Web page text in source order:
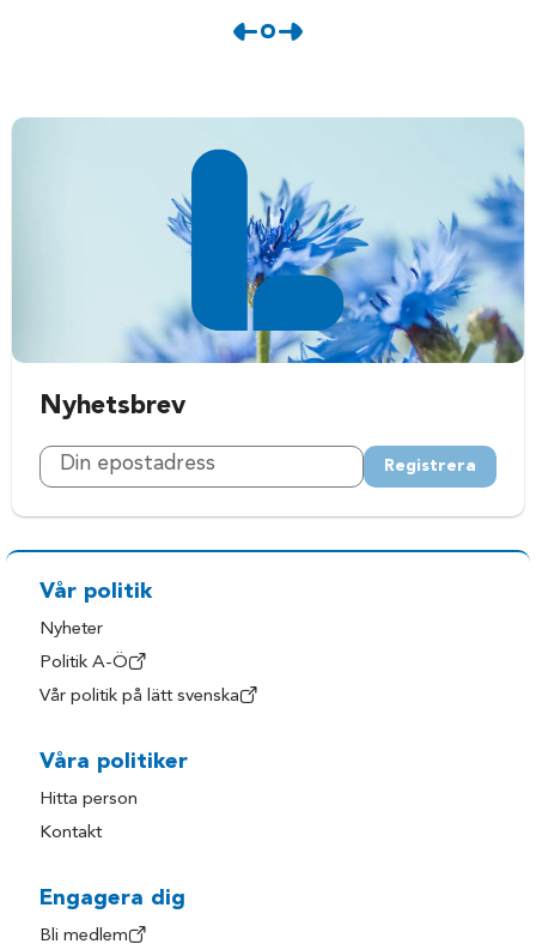
Nyhetsbrev
Registrera
Vår politik
Nyheter
Politik A-Ö
Vår politik på lätt svenska
Våra politiker
Hitta person
Kontakt
Engagera dig
Bli medlem